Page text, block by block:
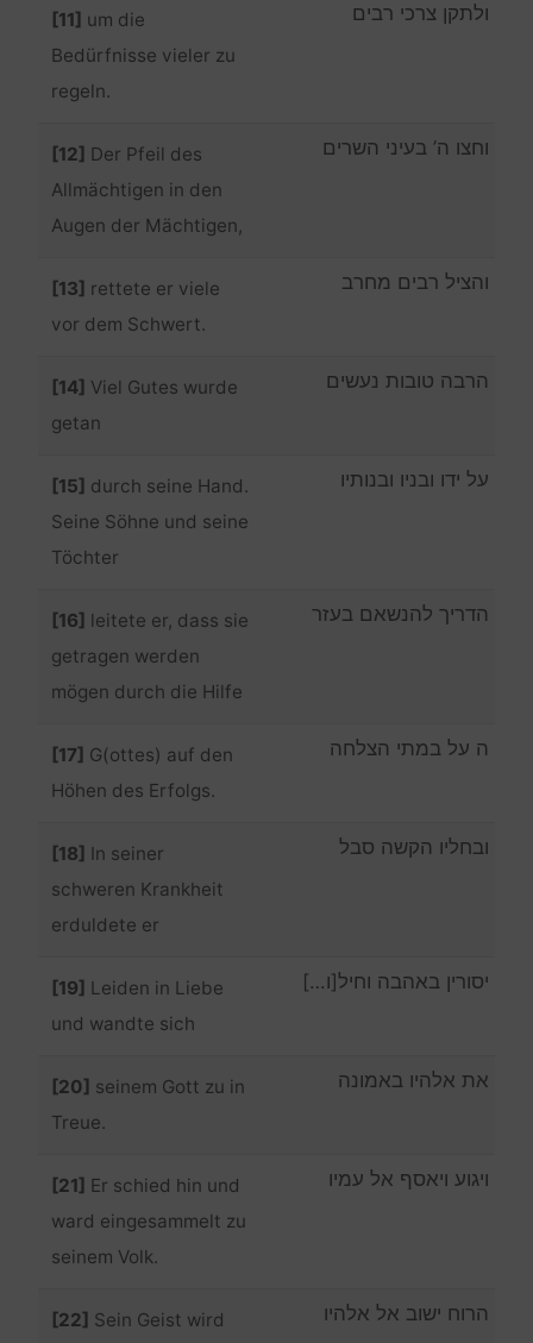
[11] um die
Bedürfnisse vieler zu
regeln.
ולתקן צרכי רבים
[12] Der Pfeil des
Allmächtigen in den
Augen der Mächtigen,
וחצו ה’ בעיני השרים
[13] rettete er viele
vor dem Schwert.
והציל רבים מחרב
[14] Viel Gutes wurde
getan
הרבה טובות נעשים
[15] durch seine Hand.
Seine Söhne und seine
Töchter
על ידו ובניו ובנותיו
[16] leitete er, dass sie
getragen werden
mögen durch die Hilfe
הדריך להנשאם בעזר
[17] G(ottes) auf den
Höhen des Erfolgs.
ה על במתי הצלחה
[18] In seiner
schweren Krankheit
erduldete er
ובחליו הקשה סבל
[19] Leiden in Liebe
und wandte sich
יסורין באהבה וחיל[ו…]
[20] seinem Gott zu in
Treue.
את אלהיו באמונה
[21] Er schied hin und
ward eingesammelt zu
seinem Volk.
ויגוע ויאסף אל עמיו
[22] Sein Geist wird
הרוח ישוב אל אלהיו